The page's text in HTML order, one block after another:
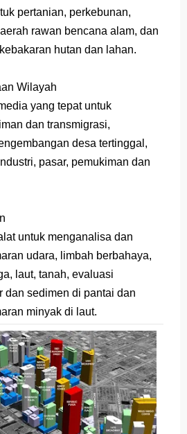
pertanian, perkebunan,
rawan bencana alam, dan
hutan dan lahan.
Wilayah
yang tepat untuk
dan transmigrasi,
desa tertinggal,
pasar, pemukiman dan
untuk menganalisa dan
udara, limbah berbahaya,
laut, tanah, evaluasi
dan sedimen di pantai dan
minyak di laut.